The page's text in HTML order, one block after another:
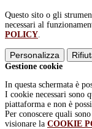
Questo sito o gli
necessari al
POLICY.
Personalizza
Gestione cookie
In questa schermata è
I cookie necessari sono
piattaforma e non è
Per conoscere quali
visionare la COOKIE